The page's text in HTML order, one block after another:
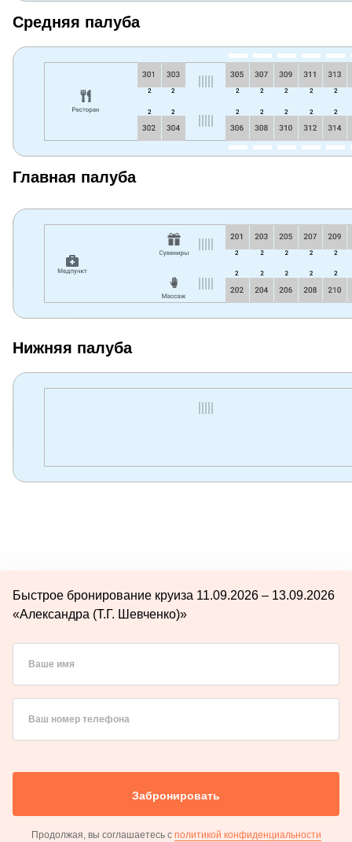
Средняя палуба
Главная палуба
Нижняя палуба
Быстрое бронирование круиза 11.09.2026 – 13.09.2026
«Александра (Т.Г. Шевченко)»
Ваше имя
Ваш номер телефона
Забронировать
Продолжая, вы соглашаетесь с политикой конфиденциальности